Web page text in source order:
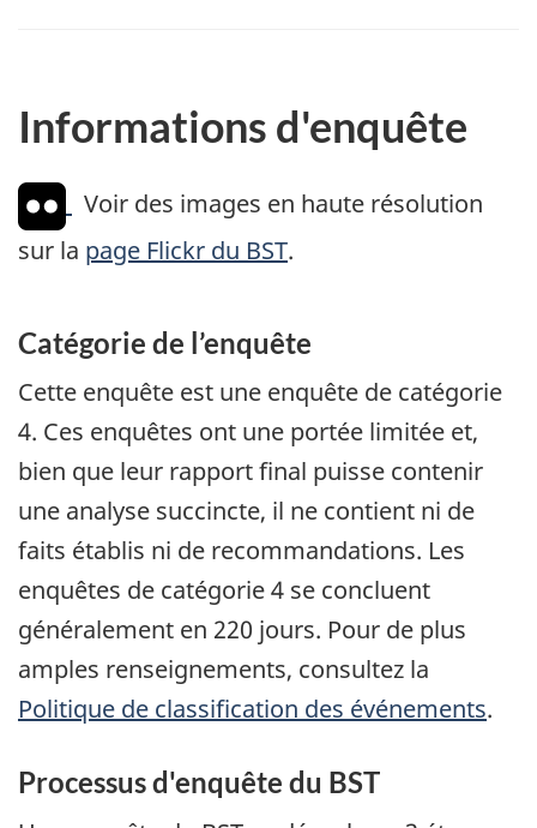
Informations d'enquête
Voir des images en haute résolution
sur la page Flickr du BST.
Catégorie de l’enquête
Cette enquête est une enquête de catégorie
4. Ces enquêtes ont une portée limitée et,
bien que leur rapport final puisse contenir
une analyse succincte, il ne contient ni de
faits établis ni de recommandations. Les
enquêtes de catégorie 4 se concluent
généralement en 220 jours. Pour de plus
amples renseignements, consultez la
Politique de classification des événements.
Processus d'enquête du BST